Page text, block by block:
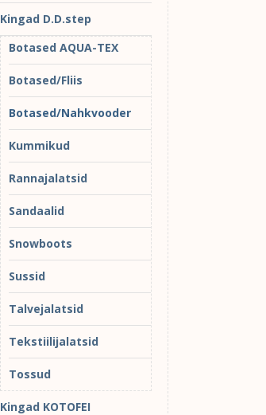
Kingad D.D.step
Botased AQUA-TEX
Botased/Fliis
Botased/Nahkvooder
Kummikud
Rannajalatsid
Sandaalid
Snowboots
Sussid
Talvejalatsid
Tekstiilijalatsid
Tossud
Kingad KOTOFEI